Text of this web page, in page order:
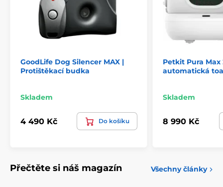
GoodLife Dog Silencer MAX |
Protištěkací budka
Skladem
4 490 Kč Do košíku
Petkit Pura Max
automatická
Skladem
8 990 Kč
Přečtěte si náš magazín Všechny články